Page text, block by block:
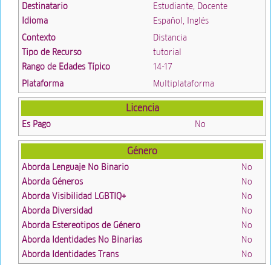
Destinatario
Estudiante, Docente
Idioma
Español, Inglés
Contexto
Distancia
Tipo de Recurso
tutorial
Rango de Edades Típico
14-17
Plataforma
Multiplataforma
Licencia
Es Pago No
Género
Aborda Lenguaje No Binario
No
Aborda Géneros
No
Aborda Visibilidad LGBTIQ+
No
Aborda Diversidad
No
Aborda Estereotipos de Género
No
Aborda Identidades No Binarias
No
Aborda Identidades Trans
No